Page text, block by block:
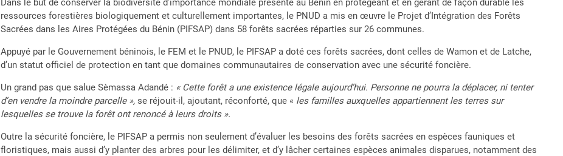
Dans le but de conserver la biodiversité d’importance mondiale présente au Bénin en protégeant et en gérant de façon durable les
ressources forestières biologiquement et culturellement importantes, le PNUD a mis en œuvre le Projet d’Intégration des Forêts
Sacrées dans les Aires Protégées du Bénin (PIFSAP) dans 58 forêts sacrées réparties sur 26 communes.
Appuyé par le Gouvernement béninois, le FEM et le PNUD, le PIFSAP a doté ces forêts sacrées, dont celles de Wamon et de Latche,
d’un statut officiel de protection en tant que domaines communautaires de conservation avec une sécurité foncière.
Un grand pas que salue Sèmassa Adandé : « Cette forêt a une existence légale aujourd’hui. Personne ne pourra la déplacer, ni tenter
d’en vendre la moindre parcelle »,se réjouit-il, ajoutant, réconforté, que « les familles auxquelles appartiennent les terres sur
lesquelles se trouve la forêt ont renoncé à leurs droits ».
Outre la sécurité foncière, le PIFSAP a permis non seulement d’évaluer les besoins des forêts sacrées en espèces fauniques et
floristiques, mais aussi d’y planter des arbres pour les délimiter, et d’y lâcher certaines espèces animales disparues, notamment des